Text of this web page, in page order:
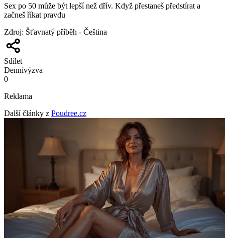
Sex po 50 může být lepší než dřív. Když přestaneš předstírat a
začneš říkat pravdu
Zdroj: Šťavnatý příběh - Čeština
Sdílet
Dennívýzva
0
Reklama
Další články z Poudree.cz